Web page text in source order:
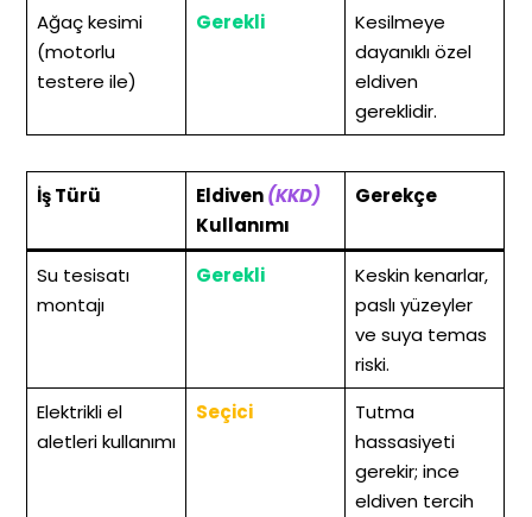
Ağaç kesimi
(motorlu
testere ile)
Gerekli
Kesilmeye
dayanıklı özel
eldiven
gereklidir.
İş Türü Eldiven(KKD)
Kullanımı
Gerekçe
Su tesisatı
montajı
Gerekli
Keskin kenarlar,
paslı yüzeyler
ve suya temas
riski.
Elektrikli el
aletleri kullanımı
Seçici
Tutma
hassasiyeti
gerekir; ince
eldiven tercih